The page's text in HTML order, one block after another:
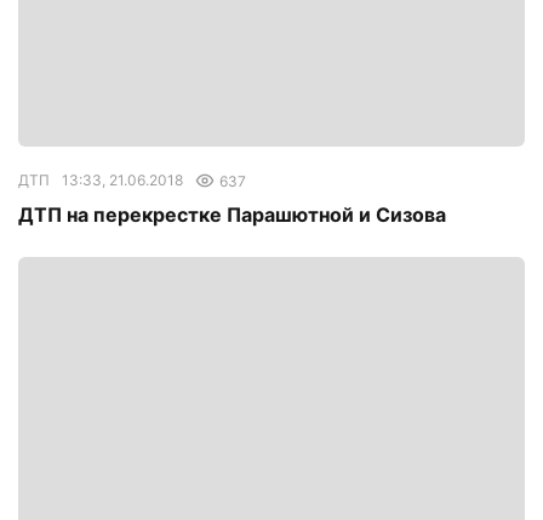
ДТП 13:33, 21.06.2018 637
ДТП на перекрестке Парашютной и Сизова